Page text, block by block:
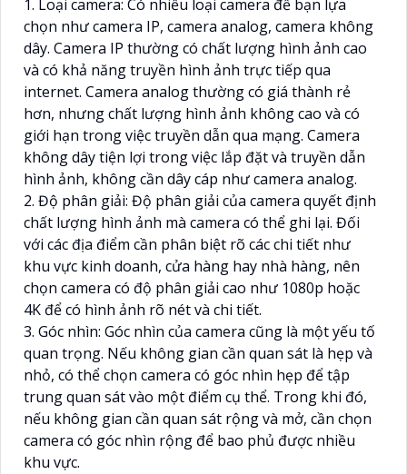
1. Loại camera: Có nhiều loại camera để bạn lựa
chọn như camera IP, camera analog, camera không
dây. Camera IP thường có chất lượng hình ảnh cao
và có khả năng truyền hình ảnh trực tiếp qua
internet. Camera analog thường có giá thành rẻ
hơn, nhưng chất lượng hình ảnh không cao và có
giới hạn trong việc truyền dẫn qua mạng. Camera
không dây tiện lợi trong việc lắp đặt và truyền dẫn
hình ảnh, không cần dây cáp như camera analog.
2. Độ phân giải: Độ phân giải của camera quyết định
chất lượng hình ảnh mà camera có thể ghi lại. Đối
với các địa điểm cần phân biệt rõ các chi tiết như
khu vực kinh doanh, cửa hàng hay nhà hàng, nên
chọn camera có độ phân giải cao như 1080p hoặc
4K để có hình ảnh rõ nét và chi tiết.
3. Góc nhìn: Góc nhìn của camera cũng là một yếu tố
quan trọng. Nếu không gian cần quan sát là hẹp và
nhỏ, có thể chọn camera có góc nhìn hẹp để tập
trung quan sát vào một điểm cụ thể. Trong khi đó,
nếu không gian cần quan sát rộng và mở, cần chọn
camera có góc nhìn rộng để bao phủ được nhiều
khu vực.